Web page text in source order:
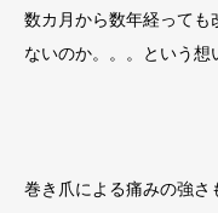
数カ月から数年経って
ないのか。。。という想
巻き爪による痛みの強さ